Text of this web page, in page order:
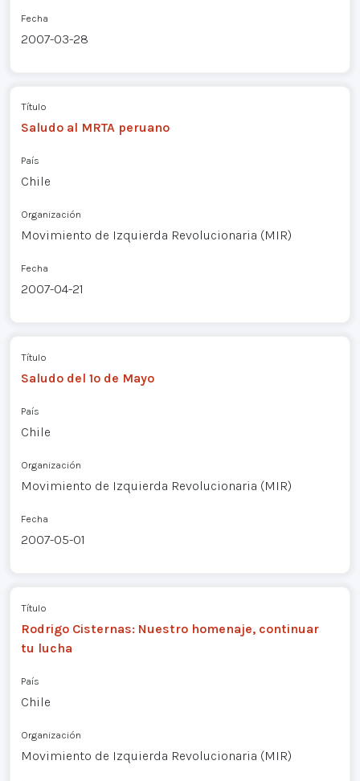
Fecha
2007-03-28
Título
Saludo al MRTA peruano
País
Chile
Organización
Movimiento de Izquierda Revolucionaria (MIR)
Fecha
2007-04-21
Título
Saludo del 1º de Mayo
País
Chile
Organización
Movimiento de Izquierda Revolucionaria (MIR)
Fecha
2007-05-01
Título
Rodrigo Cisternas: Nuestro homenaje, continuar
tu lucha
País
Chile
Organización
Movimiento de Izquierda Revolucionaria (MIR)